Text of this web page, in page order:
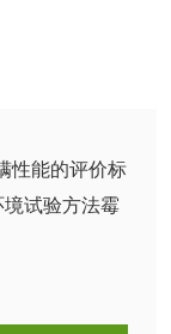
性能的评价标
试验方法霉
铝酸钙检测